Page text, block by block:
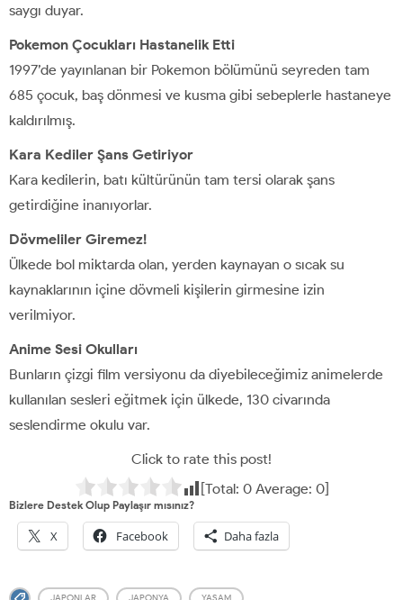
saygı duyar.
Pokemon Çocukları Hastanelik Etti
1997’de yayınlanan bir Pokemon bölümünü seyreden tam
685 çocuk, baş dönmesi ve kusma gibi sebeplerle hastaneye
kaldırılmış.
Kara Kediler Şans Getiriyor
Kara kedilerin, batı kültürünün tam tersi olarak şans
getirdiğine inanıyorlar.
Dövmeliler Giremez!
Ülkede bol miktarda olan, yerden kaynayan o sıcak su
kaynaklarının içine dövmeli kişilerin girmesine izin
verilmiyor.
Anime Sesi Okulları
Bunların çizgi film versiyonu da diyebileceğimiz animelerde
kullanılan sesleri eğitmek için ülkede, 130 civarında
seslendirme okulu var.
Click to rate this post!
[Total: 0Average: 0]
Bizlere Destek Olup Paylaşır mısınız?
X Facebook Daha fazla
JAPONLAR JAPONYA YAŞAM